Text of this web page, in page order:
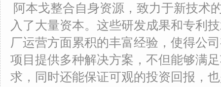
阿本戈整合自身资源，致力于新技术
入了大量资本。这些研发成果和专利
厂运营方面累积的丰富经验，使得公
项目提供多种解决方案，不但能够满
求，同时还能保证可观的投资回报，